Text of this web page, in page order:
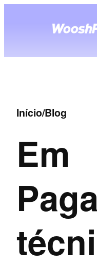
Início/Blog
Em